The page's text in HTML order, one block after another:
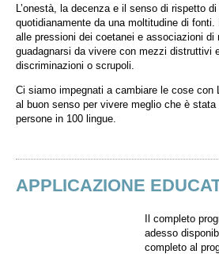
L’onestà, la decenza e il senso di rispetto
quotidianamente da una moltitudine di
alle pressioni dei coetanei e associazioni
guadagnarsi da vivere con mezzi distruttivi
discriminazioni o scrupoli.
Ci siamo impegnati a cambiare le cose con
al buon senso per vivere meglio che è
persone in 100 lingue.
APPLICAZIONE
Il completo
adesso
completo al